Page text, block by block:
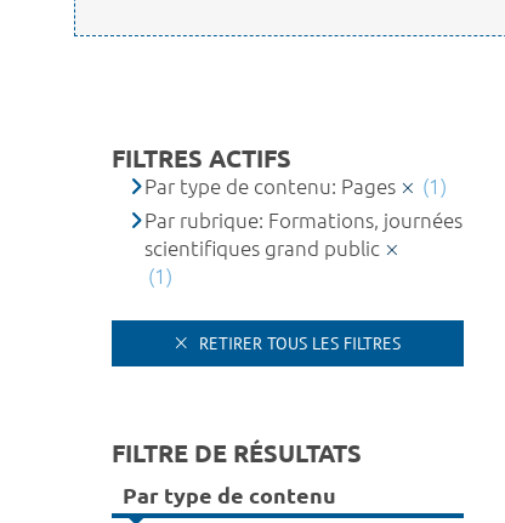
FILTRES ACTIFS
Par type de contenu: Pages
(1)
Par rubrique: Formations, journées
scientifiques grand public
(1)
RETIRER TOUS LES FILTRES
FILTRE DE RÉSULTATS
Par type de contenu